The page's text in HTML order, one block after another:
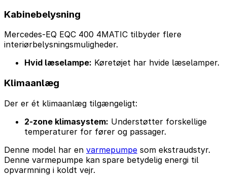
Kabinebelysning
Mercedes-EQ EQC 400 4MATIC tilbyder flere
interiørbelysningsmuligheder.
Hvid læselampe: Køretøjet har hvide læselamper.
Klimaanlæg
Der er ét klimaanlæg tilgængeligt:
2-zone klimasystem: Understøtter forskellige
temperaturer for fører og passager.
Denne model har en varmepumpe som ekstraudstyr.
Denne varmepumpe kan spare betydelig energi til
opvarmning i koldt vejr.